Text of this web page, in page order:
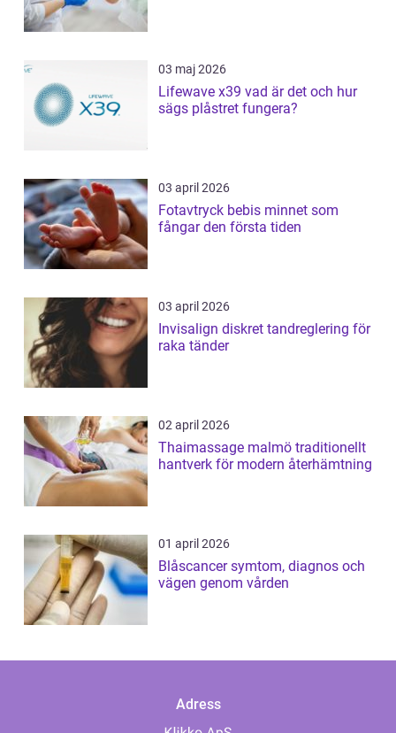
03 maj 2026
Lifewave x39 vad är det och hur
sägs plåstret fungera?
03 april 2026
Fotavtryck bebis minnet som
fångar den första tiden
03 april 2026
Invisalign diskret tandreglering för
raka tänder
02 april 2026
Thaimassage malmö traditionellt
hantverk för modern återhämtning
01 april 2026
Blåscancer symtom, diagnos och
vägen genom vården
Adress